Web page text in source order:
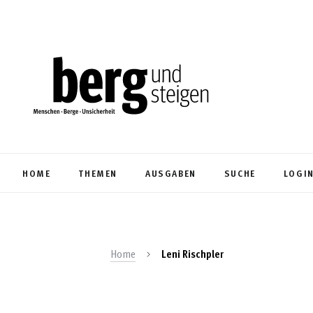
HOME THEMEN AUSGABEN SUCHE
Home Leni Rischpler